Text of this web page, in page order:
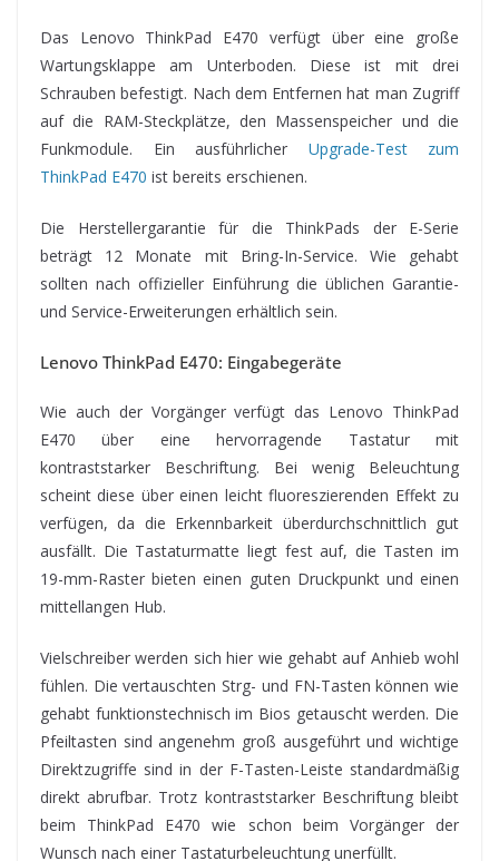
Das Lenovo ThinkPad E470 verfügt über eine große
Wartungsklappe am Unterboden. Diese ist mit drei
Schrauben befestigt. Nach dem Entfernen hat man Zugriff
auf die RAM-Steckplätze, den Massenspeicher und die
Funkmodule. Ein ausführlicher Upgrade-Test zum
ThinkPad E470 ist bereits erschienen.
Die Herstellergarantie für die ThinkPads der E-Serie
beträgt 12 Monate mit Bring-In-Service. Wie gehabt
sollten nach offizieller Einführung die üblichen Garantie-
und Service-Erweiterungen erhältlich sein.
Lenovo ThinkPad E470: Eingabegeräte
Wie auch der Vorgänger verfügt das Lenovo ThinkPad
E470 über eine hervorragende Tastatur mit
kontraststarker Beschriftung. Bei wenig Beleuchtung
scheint diese über einen leicht fluoreszierenden Effekt zu
verfügen, da die Erkennbarkeit überdurchschnittlich gut
ausfällt. Die Tastaturmatte liegt fest auf, die Tasten im
19-mm-Raster bieten einen guten Druckpunkt und einen
mittellangen Hub.
Vielschreiber werden sich hier wie gehabt auf Anhieb wohl
fühlen. Die vertauschten Strg- und FN-Tasten können wie
gehabt funktionstechnisch im Bios getauscht werden. Die
Pfeiltasten sind angenehm groß ausgeführt und wichtige
Direktzugriffe sind in der F-Tasten-Leiste standardmäßig
direkt abrufbar. Trotz kontraststarker Beschriftung bleibt
beim ThinkPad E470 wie schon beim Vorgänger der
Wunsch nach einer Tastaturbeleuchtung unerfüllt.